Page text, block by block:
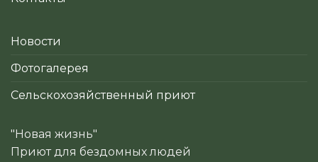
Новости
Фотогалерея
Сельскохозяйственный приют
"Новая жизнь"
Приют для бездомных людей